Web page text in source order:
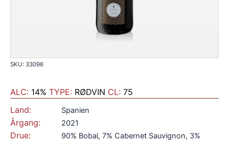
SKU: 33096
ALC: 14% TYPE: RØDVIN CL: 75
Land:
Spanien
Årgang: 2021
Drue:
90% Bobal, 7% Cabernet Sauvignon, 3%